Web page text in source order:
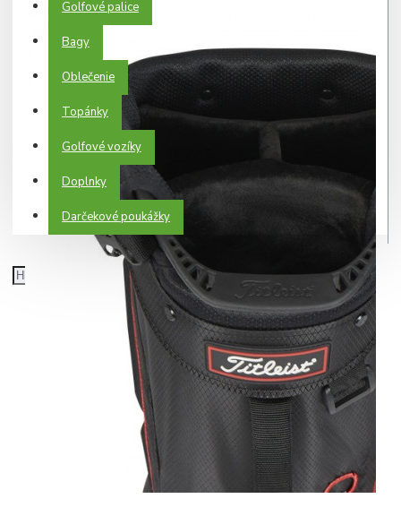
Golfové palice
Bagy
Oblečenie
Topánky
Golfové vozíky
Doplnky
Darčekové poukážky